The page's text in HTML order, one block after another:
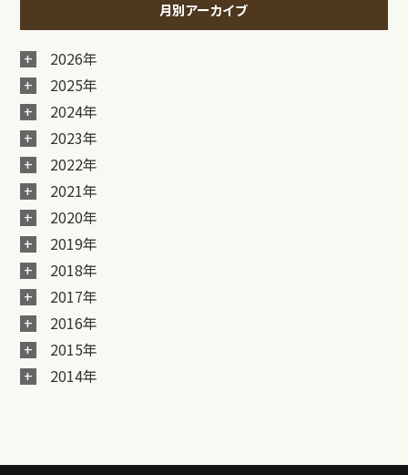
月別アーカイブ
2026年
2025年
2024年
2023年
2022年
2021年
2020年
2019年
2018年
2017年
2016年
2015年
2014年